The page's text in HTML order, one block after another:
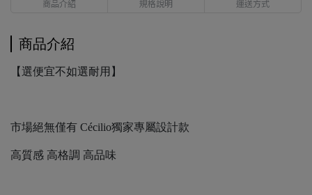
商品介紹 規格說明 運送方式
商品介紹
【選便宜不如選耐用】
市場絕無僅有 Cécilio獨家專屬設計款
高質感 高格調 高品味